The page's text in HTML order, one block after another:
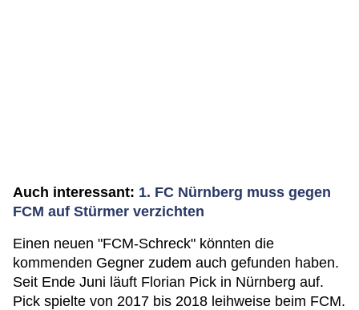
Auch interessant: 1. FC Nürnberg muss gegen
FCM auf Stürmer verzichten
Einen neuen "FCM-Schreck" könnten die
kommenden Gegner zudem auch gefunden haben.
Seit Ende Juni läuft Florian Pick in Nürnberg auf.
Pick spielte von 2017 bis 2018 leihweise beim FCM.